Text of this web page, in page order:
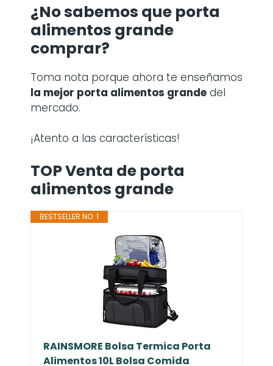
¿No sabemos que porta
alimentos grande
comprar?
Toma nota porque ahora te enseñamos
la mejor porta alimentos grande del
mercado.
¡Atento a las características!
TOP Venta de porta
alimentos grande
BESTSELLER NO. 1
RAINSMORE Bolsa Termica Porta
Alimentos 10L Bolsa Comida